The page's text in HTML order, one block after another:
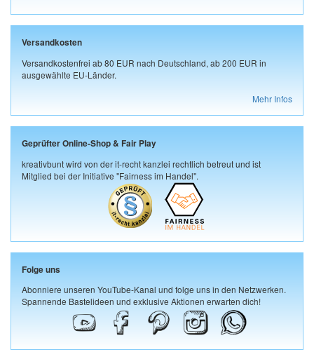
Versandkosten
Versandkostenfrei ab 80 EUR nach Deutschland, ab 200 EUR in
ausgewählte EU-Länder.
Mehr Infos
Geprüfter Online-Shop & Fair Play
kreativbunt wird von der it-recht kanzlei rechtlich betreut und ist
Mitglied bei der Initiative "Fairness im Handel".
Folge uns
Abonniere unseren YouTube-Kanal und folge uns in den Netzwerken.
Spannende Bastelideen und exklusive Aktionen erwarten dich!